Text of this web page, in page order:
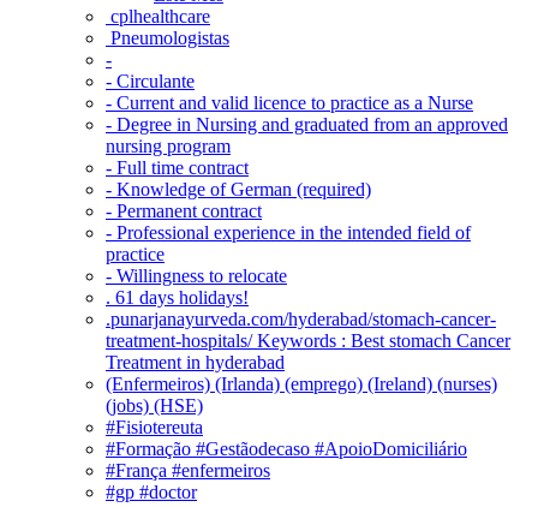
‎ cplhealthcare‬
Pneumologistas
-
- Circulante
- Current and valid licence to practice as a Nurse
- Degree in Nursing and graduated from an approved
nursing program
- Full time contract
- Knowledge of German (required)
- Permanent contract
- Professional experience in the intended field of
practice
- Willingness to relocate
. 61 days holidays!
.punarjanayurveda.com/hyderabad/stomach-cancer-
treatment-hospitals/ Keywords : Best stomach Cancer
Treatment in hyderabad
(Enfermeiros) (Irlanda) (emprego) (Ireland) (nurses)
(jobs) (HSE)
#Fisiotereuta
#Formação #Gestãodecaso #ApoioDomiciliário
#França #enfermeiros
#gp #doctor